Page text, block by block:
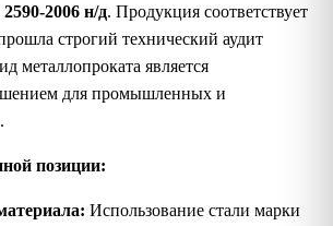
2006 н/д. Продукция соответствует
строгий технический аудит
металлопроката является
для промышленных и
позиции:
Использование стали марки